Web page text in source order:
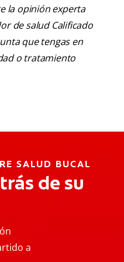
la opinión experta
de salud Calificado
que tengas en
o tratamiento
SALUD BUCAL
de su
a